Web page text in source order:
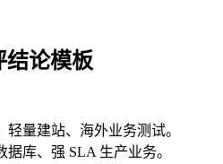
论模板
轻量建站、海外业务测试。
据库、强 SLA 生产业务。